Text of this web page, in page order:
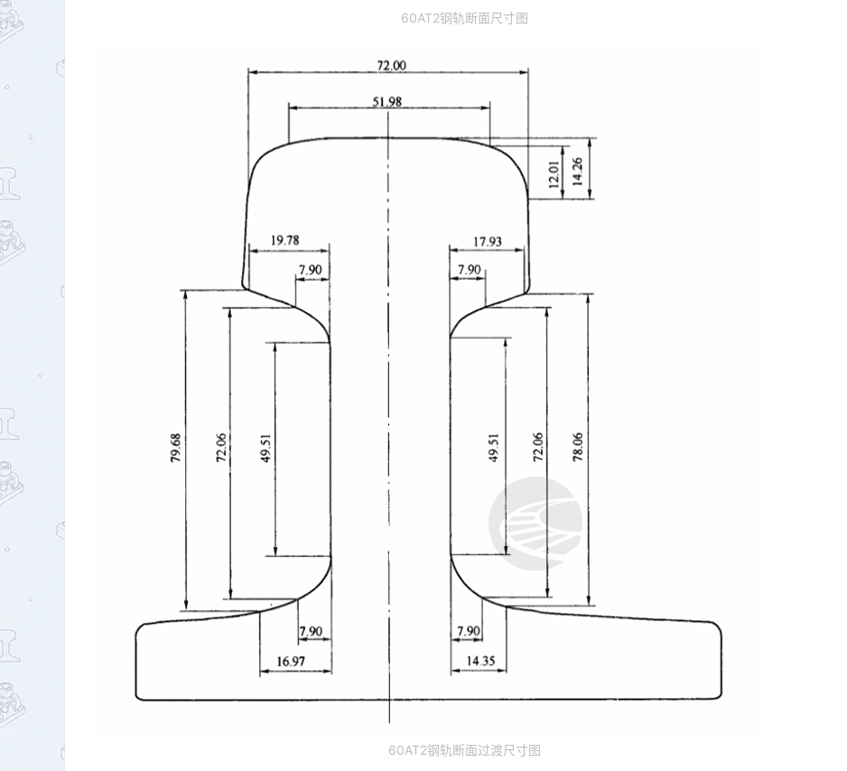
60AT2钢轨断面尺寸图
60AT2钢轨断面过渡尺寸图